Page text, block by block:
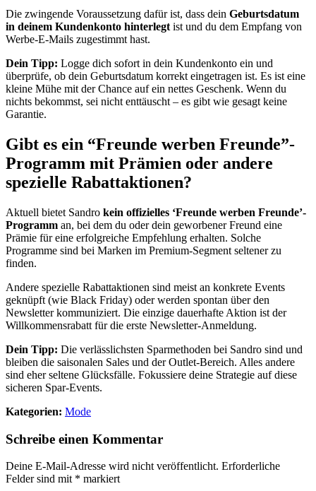
Die zwingende Voraussetzung dafür ist, dass dein Geburtsdatum
in deinem Kundenkonto hinterlegt ist und du dem Empfang von
Werbe-E-Mails zugestimmt hast.
Dein Tipp: Logge dich sofort in dein Kundenkonto ein und
überprüfe, ob dein Geburtsdatum korrekt eingetragen ist. Es ist eine
kleine Mühe mit der Chance auf ein nettes Geschenk. Wenn du
nichts bekommst, sei nicht enttäuscht – es gibt wie gesagt keine
Garantie.
Gibt es ein “Freunde werben Freunde”-
Programm mit Prämien oder andere
spezielle Rabattaktionen?
Aktuell bietet Sandro kein offizielles ‘Freunde werben Freunde’-
Programm an, bei dem du oder dein geworbener Freund eine
Prämie für eine erfolgreiche Empfehlung erhalten. Solche
Programme sind bei Marken im Premium-Segment seltener zu
finden.
Andere spezielle Rabattaktionen sind meist an konkrete Events
geknüpft (wie Black Friday) oder werden spontan über den
Newsletter kommuniziert. Die einzige dauerhafte Aktion ist der
Willkommensrabatt für die erste Newsletter-Anmeldung.
Dein Tipp: Die verlässlichsten Sparmethoden bei Sandro sind und
bleiben die saisonalen Sales und der Outlet-Bereich. Alles andere
sind eher seltene Glücksfälle. Fokussiere deine Strategie auf diese
sicheren Spar-Events.
Kategorien: Mode
Schreibe einen Kommentar
Deine E-Mail-Adresse wird nicht veröffentlicht. Erforderliche
Felder sind mit * markiert